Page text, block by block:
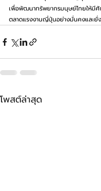
เพื่อพัฒนาทรัพยากรมนุษย์ไทยให้มี
ตลาดแรงงานญี่ปุ่นอย่างมั่นคงและยั่
โพสต์ล่าสุด